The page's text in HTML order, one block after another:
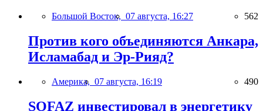
Большой Восток, 07 августа, 16:27 562
Против кого объединяются Анкара,
Исламабад и Эр-Рияд?
Америка, 07 августа, 16:19 490
SOFAZ инвестировал в энергетику